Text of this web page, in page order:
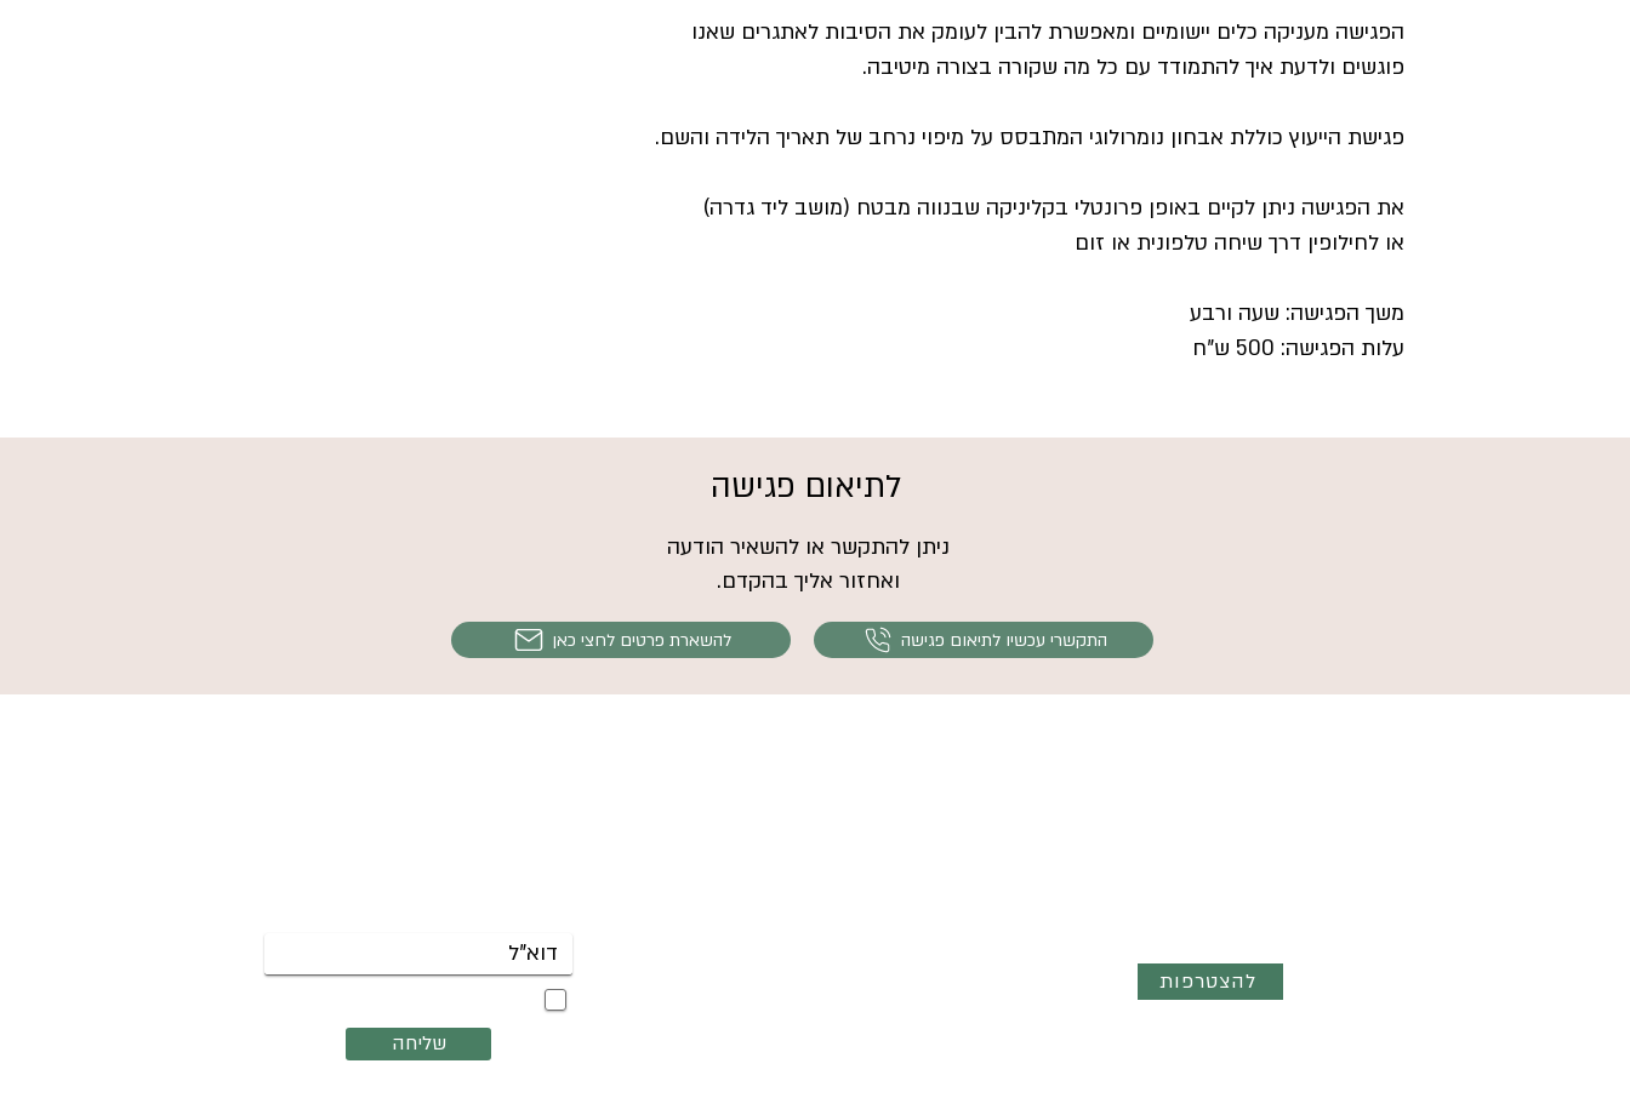
הפגישה מעניקה כלים יישומיים ומאפשרת להבין לעומק את הסיבות לאתגרים שאנו
פוגשים ולדעת איך להתמודד עם כל מה שקורה בצורה מיטיבה.
פגישת הייעוץ כוללת אבחון נומרולוגי המתבסס על מיפוי נרחב של תאריך הלידה והשם.
את הפגישה ניתן לקיים באופן פרונטלי בקליניקה שבנווה מבטח (מושב ליד גדרה)
או לחילופין דרך שיחה טלפונית או זום
משך הפגישה: שעה ורבע
עלות הפגישה: 500 ש"ח
לתיאום פגישה
ניתן להתקשר או להשאיר הודעה
ואחזור אליך בהקדם.
התקשרי עכשיו לתיאום פגישה להשארת פרטים לחצי כאן
שליחה
להצטרפות